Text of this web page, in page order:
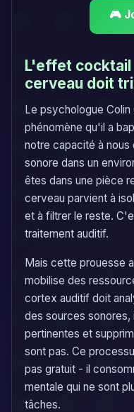
🎮
L'effet cocktail
cerveau doit
Le psychologue Colin
phénomène qu'il a
notre capacité à
sonore dans un
êtes dans une pièce
cerveau parvient à
et à filtrer le reste.
traitement auditif.
Mais cette prouesse
mobilise des
cortex auditif doit
des sources
pertinentes et
sont pas. Ce
pas gratuit - il
mentale qui ne sont
tâches.